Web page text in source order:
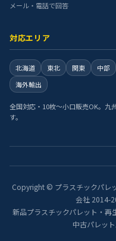
メール・電話で回答
対応エリア
北海道 東北 関東 中部
海外輸出
全国対応・10枚〜小口販売OK。九
す。
Copyright © プラスチックパレ
会社 2014-
新品プラスチックパレット・再
中古パレッ